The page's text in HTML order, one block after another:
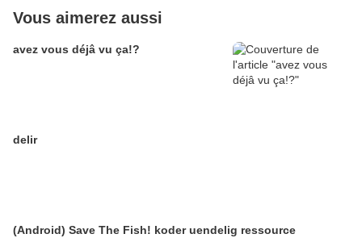
Vous aimerez aussi
avez vous déjâ vu ça!?
delir
(Android) Save The Fish! koder uendelig ressource